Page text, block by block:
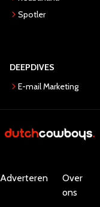
Spotler
DEEPDIVES
E-mail Marketing
Adverteren
Over
ons